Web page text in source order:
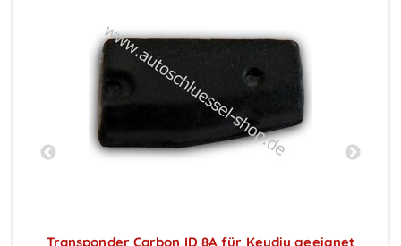
Transponder Carbon ID 8A für Keydiy geeignet